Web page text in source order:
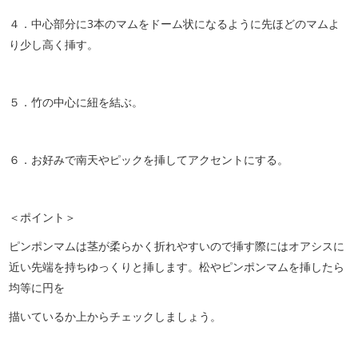
４．中心部分に3本のマムをドーム状になるように先ほどのマムよ
り少し高く挿す。
５．竹の中心に紐を結ぶ。
６．お好みで南天やピックを挿してアクセントにする。
＜ポイント＞
ピンポンマムは茎が柔らかく折れやすいので挿す際にはオアシスに
近い先端を持ちゆっくりと挿します。松やピンポンマムを挿したら
均等に円を
描いているか上からチェックしましょう。